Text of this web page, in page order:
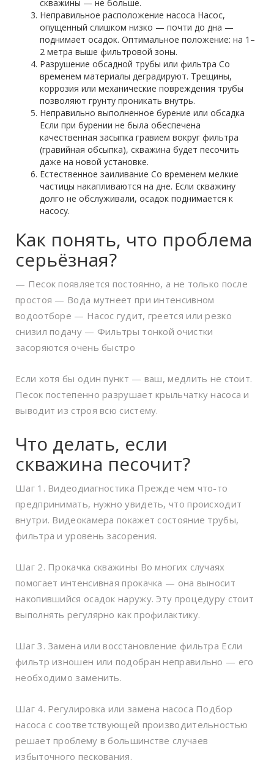
скважины — не больше.
Неправильное расположение насоса Насос,
опущенный слишком низко — почти до дна —
поднимает осадок. Оптимальное положение: на 1–
2 метра выше фильтровой зоны.
Разрушение обсадной трубы или фильтра Со
временем материалы деградируют. Трещины,
коррозия или механические повреждения трубы
позволяют грунту проникать внутрь.
Неправильно выполненное бурение или обсадка
Если при бурении не была обеспечена
качественная засыпка гравием вокруг фильтра
(гравийная обсыпка), скважина будет песочить
даже на новой установке.
Естественное заиливание Со временем мелкие
частицы накапливаются на дне. Если скважину
долго не обслуживали, осадок поднимается к
насосу.
Как понять, что проблема
серьёзная?
— Песок появляется постоянно, а не только после
простоя — Вода мутнеет при интенсивном
водоотборе — Насос гудит, греется или резко
снизил подачу — Фильтры тонкой очистки
засоряются очень быстро
Если хотя бы один пункт — ваш, медлить не стоит.
Песок постепенно разрушает крыльчатку насоса и
выводит из строя всю систему.
Что делать, если
скважина песочит?
Шаг 1. Видеодиагностика Прежде чем что-то
предпринимать, нужно увидеть, что происходит
внутри. Видеокамера покажет состояние трубы,
фильтра и уровень засорения.
Шаг 2. Прокачка скважины Во многих случаях
помогает интенсивная прокачка — она выносит
накопившийся осадок наружу. Эту процедуру стоит
выполнять регулярно как профилактику.
Шаг 3. Замена или восстановление фильтра Если
фильтр изношен или подобран неправильно — его
необходимо заменить.
Шаг 4. Регулировка или замена насоса Подбор
насоса с соответствующей производительностью
решает проблему в большинстве случаев
избыточного пескования.